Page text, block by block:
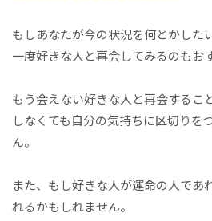
もしあなたが今の状況を何とかした
一度好きな人と再会してみるのもお
もう会えない好きな人と再会するこ
しなくても自分の気持ちに区切りを
ん。
また、もし好きな人が運命の人であ
れるかもしれません。